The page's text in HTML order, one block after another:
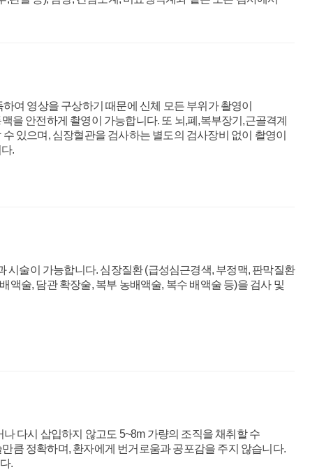
여 영상을 구상하기 때문에 신체 모든 부위가 촬영이
을 안전하게 촬영이 가능합니다. 또 뇌,폐,복부장기,근골격계
있으며, 심장혈관을 검사하는 별도의 검사장비 없이 촬영이
.
술이 가능합니다. 심장질환 (급성심근경색, 부정맥, 판막질환
액술, 담관 확장술, 복부 농배액술, 복수 배액술 등)을 검사 및
다시 삽입하지 않고도 5~8m 가량의 조직을 채취할 수
큼 정확하며, 환자에게 번거로움과 공포감을 주지 않습니다.
.